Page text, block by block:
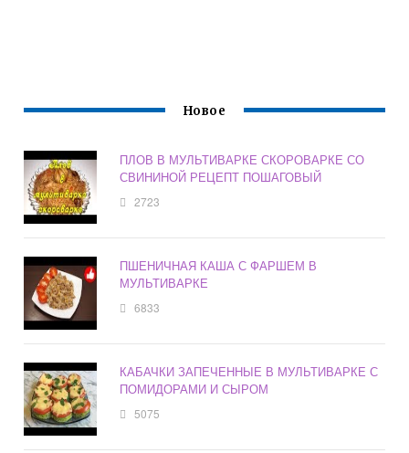
Новое
ПЛОВ В МУЛЬТИВАРКЕ СКОРОВАРКЕ СО
СВИНИНОЙ РЕЦЕПТ ПОШАГОВЫЙ
2723
ПШЕНИЧНАЯ КАША С ФАРШЕМ В
МУЛЬТИВАРКЕ
6833
КАБАЧКИ ЗАПЕЧЕННЫЕ В МУЛЬТИВАРКЕ С
ПОМИДОРАМИ И СЫРОМ
5075